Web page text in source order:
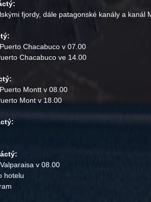
fjordy, dále patagonské kanály a kanál
Chacabuco v 07.00
Chacabuco ve 14.00
Montt v 08.00
Mont v 18.00
v 08.00
hotelu